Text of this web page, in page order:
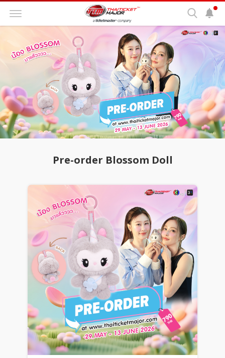
Pre-order Blossom Doll